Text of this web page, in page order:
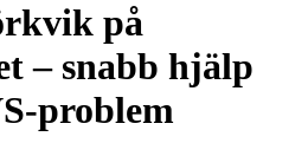
på
– snabb hjälp